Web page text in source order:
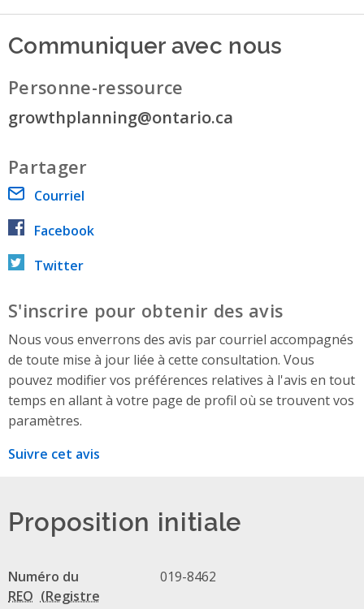
Communiquer avec nous
Personne-ressource
growthplanning@ontario.ca
Partager
Courriel
Facebook
Twitter
S'inscrire pour obtenir des avis
Nous vous enverrons des avis par courriel accompagnés
de toute mise à jour liée à cette consultation. Vous
pouvez modifier vos préférences relatives à l'avis en tout
temps en allant à votre page de profil où se trouvent vos
paramètres.
Suivre cet avis
Proposition initiale
Numéro du
REO
019-8462